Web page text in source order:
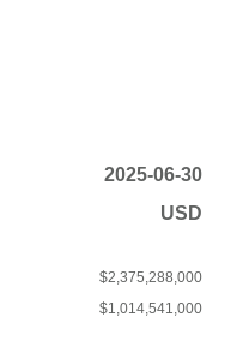
2025-06-30
USD
$2,375,288,000
$1,014,541,000